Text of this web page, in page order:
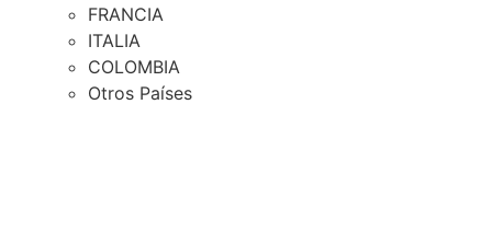
FRANCIA
ITALIA
COLOMBIA
Otros Países